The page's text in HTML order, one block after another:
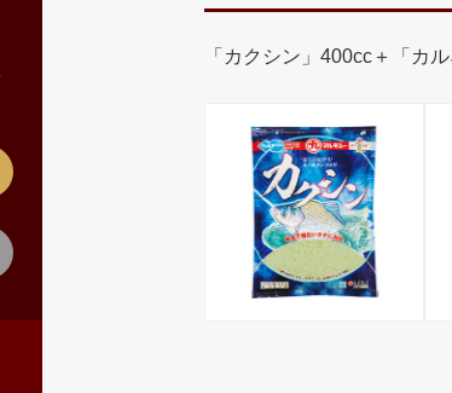
「カクシン」400cc＋「カ